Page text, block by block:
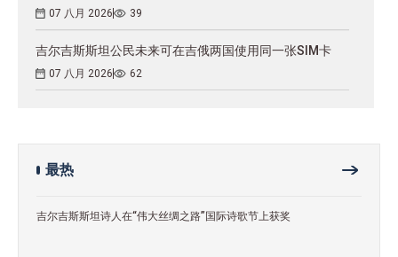
07 八月 2026 39
吉尔吉斯斯坦公民未来可在吉俄两国使用同一张SIM卡
07 八月 2026 62
最热
吉尔吉斯斯坦诗人在“伟大丝绸之路”国际诗歌节上获奖